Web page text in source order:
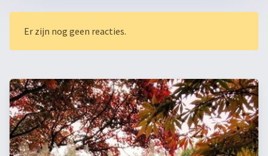
Er zijn nog geen reacties.